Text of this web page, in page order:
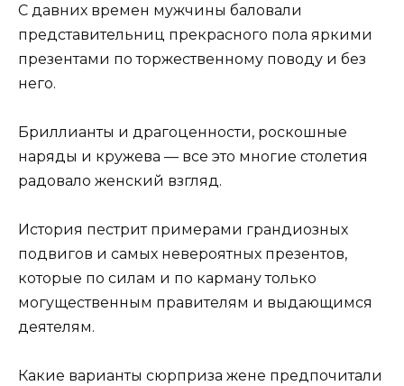
С давних времен мужчины баловали
представительниц прекрасного пола яркими
презентами по торжественному поводу и без
него.
Бриллианты и драгоценности, роскошные
наряды и кружева — все это многие столетия
радовало женский взгляд.
История пестрит примерами грандиозных
подвигов и самых невероятных презентов,
которые по силам и по карману только
могущественным правителям и выдающимся
деятелям.
Какие варианты сюрприза жене предпочитали